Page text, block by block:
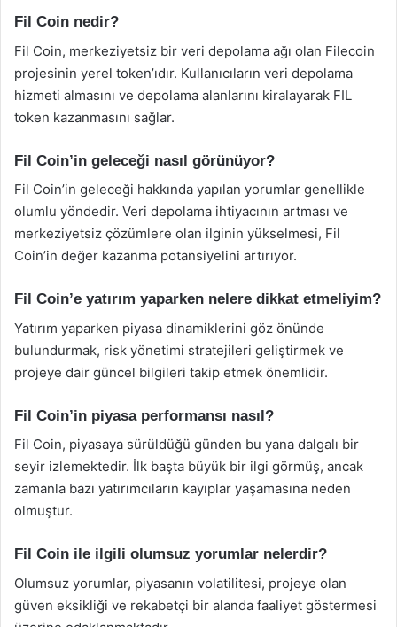
Fil Coin nedir?
Fil Coin, merkeziyetsiz bir veri depolama ağı olan Filecoin
projesinin yerel token’ıdır. Kullanıcıların veri depolama
hizmeti almasını ve depolama alanlarını kiralayarak FIL
token kazanmasını sağlar.
Fil Coin’in geleceği nasıl görünüyor?
Fil Coin’in geleceği hakkında yapılan yorumlar genellikle
olumlu yöndedir. Veri depolama ihtiyacının artması ve
merkeziyetsiz çözümlere olan ilginin yükselmesi, Fil
Coin’in değer kazanma potansiyelini artırıyor.
Fil Coin’e yatırım yaparken nelere dikkat etmeliyim?
Yatırım yaparken piyasa dinamiklerini göz önünde
bulundurmak, risk yönetimi stratejileri geliştirmek ve
projeye dair güncel bilgileri takip etmek önemlidir.
Fil Coin’in piyasa performansı nasıl?
Fil Coin, piyasaya sürüldüğü günden bu yana dalgalı bir
seyir izlemektedir. İlk başta büyük bir ilgi görmüş, ancak
zamanla bazı yatırımcıların kayıplar yaşamasına neden
olmuştur.
Fil Coin ile ilgili olumsuz yorumlar nelerdir?
Olumsuz yorumlar, piyasanın volatilitesi, projeye olan
güven eksikliği ve rekabetçi bir alanda faaliyet göstermesi